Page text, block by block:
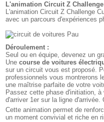
L'animation Circuit Z
L'animation Circuit Z Challenge
avec un parcours d'expériences
Déroulement :
Seul ou en équipe, devenez un
Unecourse de voitures
sur un circuit vous est proposé.
professionnels vous montrerons
une maîtrise parfaite de votre
Passez cette phase d'initiation,
d'arriver 1er sur la ligne d'arrivée.
Cette animation permet de
un moment convivial et riche en